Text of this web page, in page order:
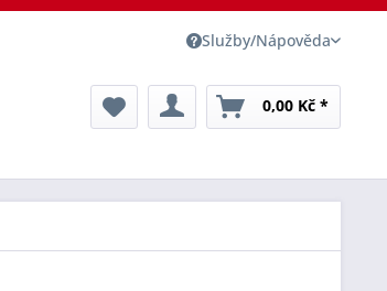
Služby/Nápověda
0,00 Kč *